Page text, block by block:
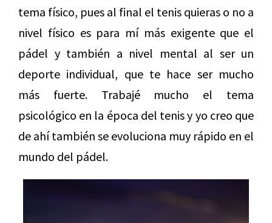
tema físico, pues al final el tenis quieras o no a
nivel físico es para mí más exigente que el
pádel y también a nivel mental al ser un
deporte individual, que te hace ser mucho
más fuerte. Trabajé mucho el tema
psicológico en la época del tenis y yo creo que
de ahí también se evoluciona muy rápido en el
mundo del pádel.